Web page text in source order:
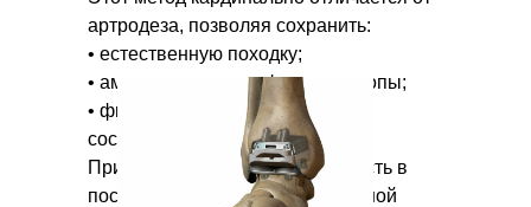
артродеза, позволяя сохранить:
• естественную походку;
• амортизационную функцию стопы;
• физиологическую нагрузку на
соседние суставы.
При этом отпадает необходимость в
постоянном ношении специальной